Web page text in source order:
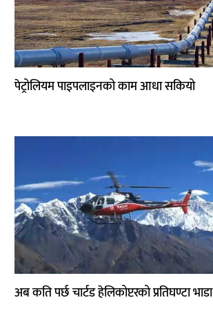
पेट्रोलियम पाइपलाइनको काम आधा सकियो
अब कति पर्छ चार्टड हेलिकोप्टरको प्रतिघण्टा भाडा